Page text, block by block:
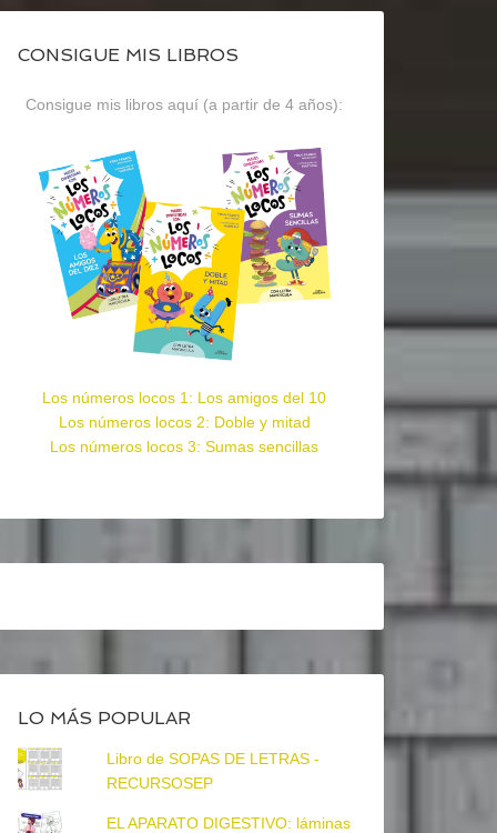
CONSIGUE MIS LIBROS
Consigue mis libros aquí (a partir de 4 años):
Los números locos 1: Los amigos del 10
Los números locos 2: Doble y mitad
Los números locos 3: Sumas sencillas
LO MÁS POPULAR
Libro de SOPAS DE LETRAS -
RECURSOSEP
EL APARATO DIGESTIVO: láminas